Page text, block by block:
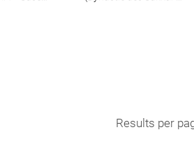
Results per